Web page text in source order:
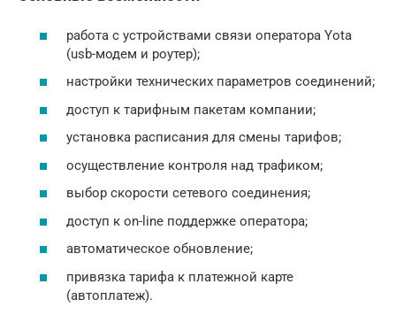
работа с устройствами связи оператора Yota
(usb-модем и роутер);
настройки технических параметров соединений;
доступ к тарифным пакетам компании;
установка расписания для смены тарифов;
осуществление контроля над трафиком;
выбор скорости сетевого соединения;
доступ к on-line поддержке оператора;
автоматическое обновление;
привязка тарифа к платежной карте
(автоплатеж).